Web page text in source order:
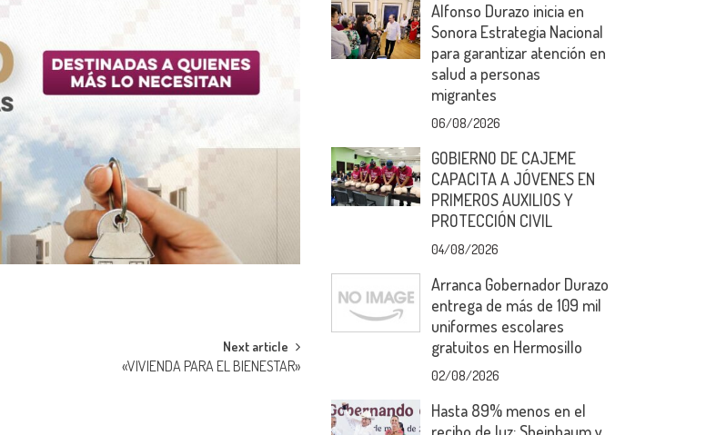
Next article
«VIVIENDA PARA EL BIENESTAR»
Alfonso Durazo inicia en
Sonora Estrategia Nacional
para garantizar atención en
salud a personas
migrantes
06/08/2026
GOBIERNO DE CAJEME
CAPACITA A JÓVENES EN
PRIMEROS AUXILIOS Y
PROTECCIÓN CIVIL
04/08/2026
Arranca Gobernador Durazo
entrega de más de 109 mil
uniformes escolares
gratuitos en Hermosillo
02/08/2026
Hasta 89% menos en el